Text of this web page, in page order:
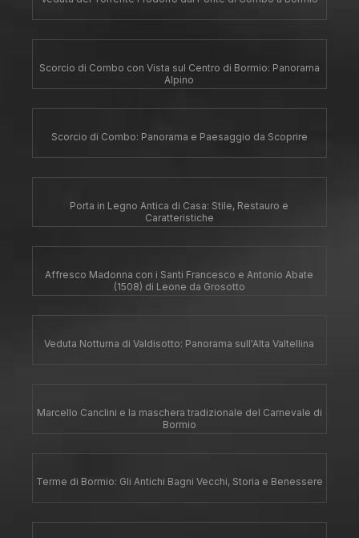
Scorcio di Combo con Vista sul Centro di Bormio: Panorama
Alpino
Scorcio di Combo: Panorama e Paesaggio da Scoprire
Porta in Legno Antica di Casa: Stile, Restauro e
Caratteristiche
Affresco Madonna con i Santi Francesco e Antonio Abate
(1508) di Leone da Grosotto
Veduta Notturna di Valdisotto: Panorama sull'Alta Valtellina
Marcello Canclini e la maschera tradizionale del Carnevale di
Bormio
Terme di Bormio: Gli Antichi Bagni Vecchi, Storia e Benessere